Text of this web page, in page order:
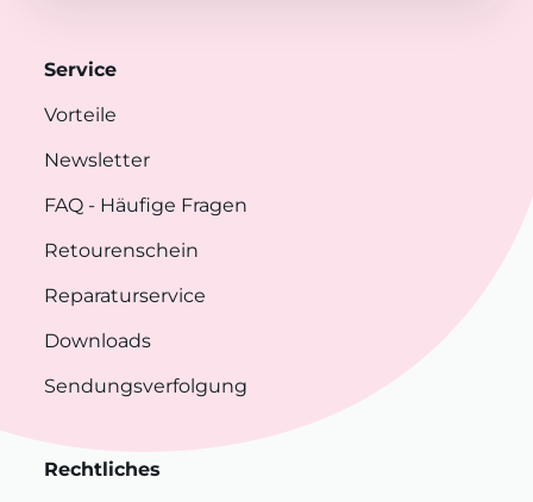
Service
Vorteile
Newsletter
FAQ - Häufige Fragen
Retourenschein
Reparaturservice
Downloads
Sendungsverfolgung
Rechtliches